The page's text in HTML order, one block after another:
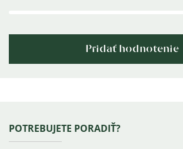
Pridať hodnotenie
Zápätie
POTREBUJETE PORADIŤ?